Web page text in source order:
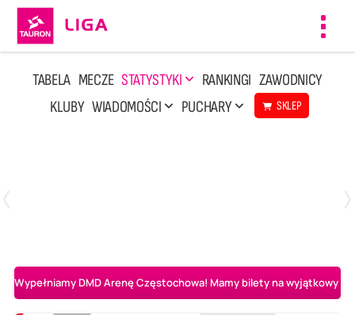
TABELA MECZE STATYSTYKI RANKINGI ZAWODNICY
KLUBY WIADOMOŚCI PUCHARY SKLEP
Wypełniamy DMD Arenę Częstochowa! Mamy bilety na wyjątkowy